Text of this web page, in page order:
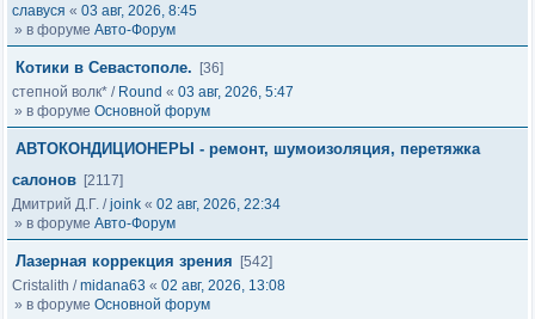
славуся « 03 авг, 2026, 8:45
» в форуме Авто-Форум
Котики в Севастополе.
[36]
степной волк* / Round « 03 авг, 2026, 5:47
» в форуме Основной форум
АВТОКОНДИЦИОНЕРЫ - ремонт, шумоизоляция, перетяжка
салонов [2117]
Дмитрий Д.Г. /joink « 02 авг, 2026, 22:34
» в форуме Авто-Форум
Лазерная коррекция зрения
[542]
Cristalith /midana63 « 02 авг, 2026, 13:08
» в форуме Основной форум